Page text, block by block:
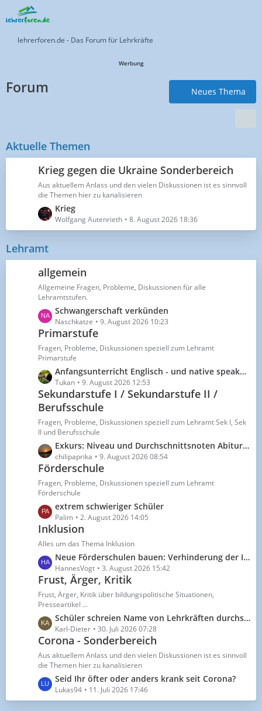
lehrerforen.de - Das Forum für Lehrkräfte
Werbung
Forum Neues Thema
Aktuelle Themen
Krieg gegen die Ukraine Sonderbereich
Aus aktuellem Anlass und den vielen Diskussionen ist es sinnvoll
die Themen hier zu kanalisieren
L
e
t
t
B
e
i
t
r
ä
g
e
Krieg
Wolfgang Autenrieth 8. August 2026 18:36
Lehramt
allgemein
Allgemeine Fragen, Probleme, Diskussionen für alle
Lehramtstufen.
L
e
t
z
t
e
B
e
i
r
g
e
Schwangerschaft verkünden
Naschkatze 9. August 2026 10:23
Primarstufe
Fragen, Probleme, Diskussionen speziell zum Lehramt
Primarstufe
L
e
t
z
t
e
B
e
i
r
g
e
Anfangsunterricht Englisch - und native speaker Kind in der Klasse
Tukan 9. August 2026 12:53
Sekundarstufe I / Sekundarstufe II /
Berufsschule
Fragen, Probleme, Diskussionen speziell zum Lehramt Sek I, Sek
II und Berufsschule
L
e
t
z
t
e
B
e
i
r
ä
g
e
Exkurs: Niveau und Durchschnittsnoten Abitur (aus Pflichtlektüre)
chilipaprika 9. August 2026 08:54
Förderschule
Fragen, Probleme, Diskussionen speziell zum Lehramt
Förderschule
L
e
z
e
B
i
r
ä
g
e
extrem schwieriger Schüler
Palim 2. August 2026 14:05
Inklusion
Alles um das Thema Inklusion
L
e
t
z
t
e
B
e
i
t
ä
Neue Förderschulen bauen: Verhinderung der Inklusion oder eine logische Folge des Scheiterns?
HannesVogt 3. August 2026 15:42
Frust, Ärger, Kritik
Frust, Ärger, Kritik über bildungspolitische Situationen,
Presseartikel ...
L
e
t
z
t
e
B
e
Schüler schreien Name von Lehrkräften durchs Schulhaus
Karl-Dieter 30. Juli 2026 07:28
Corona - Sonderbereich
Aus aktuellem Anlass und den vielen Diskussionen ist es sinnvoll
die Themen hier zu kanalisieren
L
e
t
Seid Ihr öfter oder anders krank seit Corona?
Lukas94 11. Juli 2026 17:46